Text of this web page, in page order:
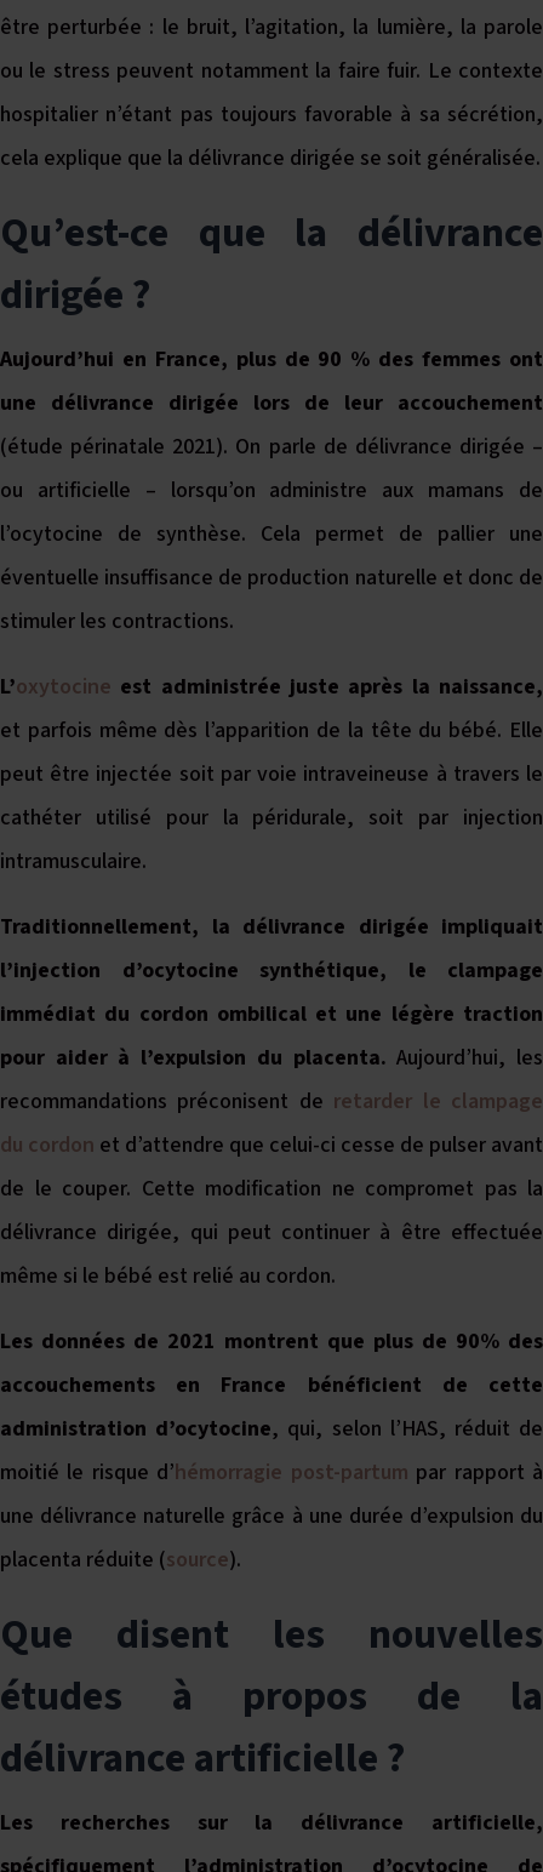
être perturbée : le bruit, l’agitation, la lumière, la parole
ou le stress peuvent notamment la faire fuir. Le contexte
hospitalier n’étant pas toujours favorable à sa sécrétion,
cela explique que la délivrance dirigée se soit généralisée.
Qu’est-ce que la délivrance
dirigée ?
Aujourd’hui en France, plus de 90 % des femmes ont
une délivrance dirigée lors de leur accouchement
(étude périnatale 2021). On parle de délivrance dirigée –
ou artificielle – lorsqu’on administre aux mamans de
l’ocytocine de synthèse. Cela permet de pallier une
éventuelle insuffisance de production naturelle et donc de
stimuler les contractions.
L’oxytocine est administrée juste après la naissance,
et parfois même dès l’apparition de la tête du bébé. Elle
peut être injectée soit par voie intraveineuse à travers le
cathéter utilisé pour la péridurale, soit par injection
intramusculaire.
Traditionnellement, la délivrance dirigée impliquait
l’injection d’ocytocine synthétique, le clampage
immédiat du cordon ombilical et une légère traction
pour aider à l’expulsion du placenta.Aujourd’hui, les
recommandations préconisent de retarder le clampage
du cordon et d’attendre que celui-ci cesse de pulser avant
de le couper. Cette modification ne compromet pas la
délivrance dirigée, qui peut continuer à être effectuée
même si le bébé est relié au cordon.
Les données de 2021 montrent que plus de 90% des
accouchements en France bénéficient de cette
administration d’ocytocine, qui, selon l’HAS, réduit de
moitié le risque d’hémorragie post-partum par rapport à
une délivrance naturelle grâce à une durée d’expulsion du
placenta réduite (source).
Que disent les nouvelles
études à propos de la
délivrance artificielle ?
Les recherches sur la délivrance artificielle,